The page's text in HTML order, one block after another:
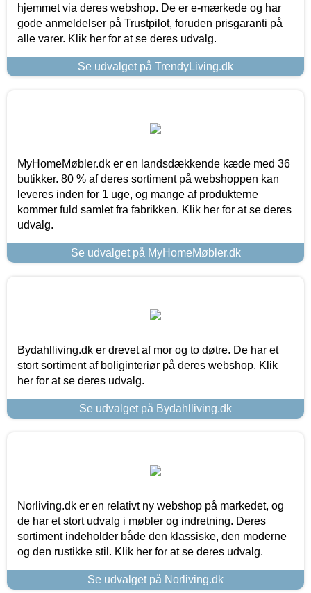
hjemmet via deres webshop. De er e-mærkede og har
gode anmeldelser på Trustpilot, foruden prisgaranti på
alle varer. Klik her for at se deres udvalg.
Se udvalget på TrendyLiving.dk
MyHomeMøbler.dk er en landsdækkende kæde med 36
butikker. 80 % af deres sortiment på webshoppen kan
leveres inden for 1 uge, og mange af produkterne
kommer fuld samlet fra fabrikken. Klik her for at se deres
udvalg.
Se udvalget på MyHomeMøbler.dk
Bydahlliving.dk er drevet af mor og to døtre. De har et
stort sortiment af boliginteriør på deres webshop. Klik
her for at se deres udvalg.
Se udvalget på Bydahlliving.dk
Norliving.dk er en relativt ny webshop på markedet, og
de har et stort udvalg i møbler og indretning. Deres
sortiment indeholder både den klassiske, den moderne
og den rustikke stil. Klik her for at se deres udvalg.
Se udvalget på Norliving.dk